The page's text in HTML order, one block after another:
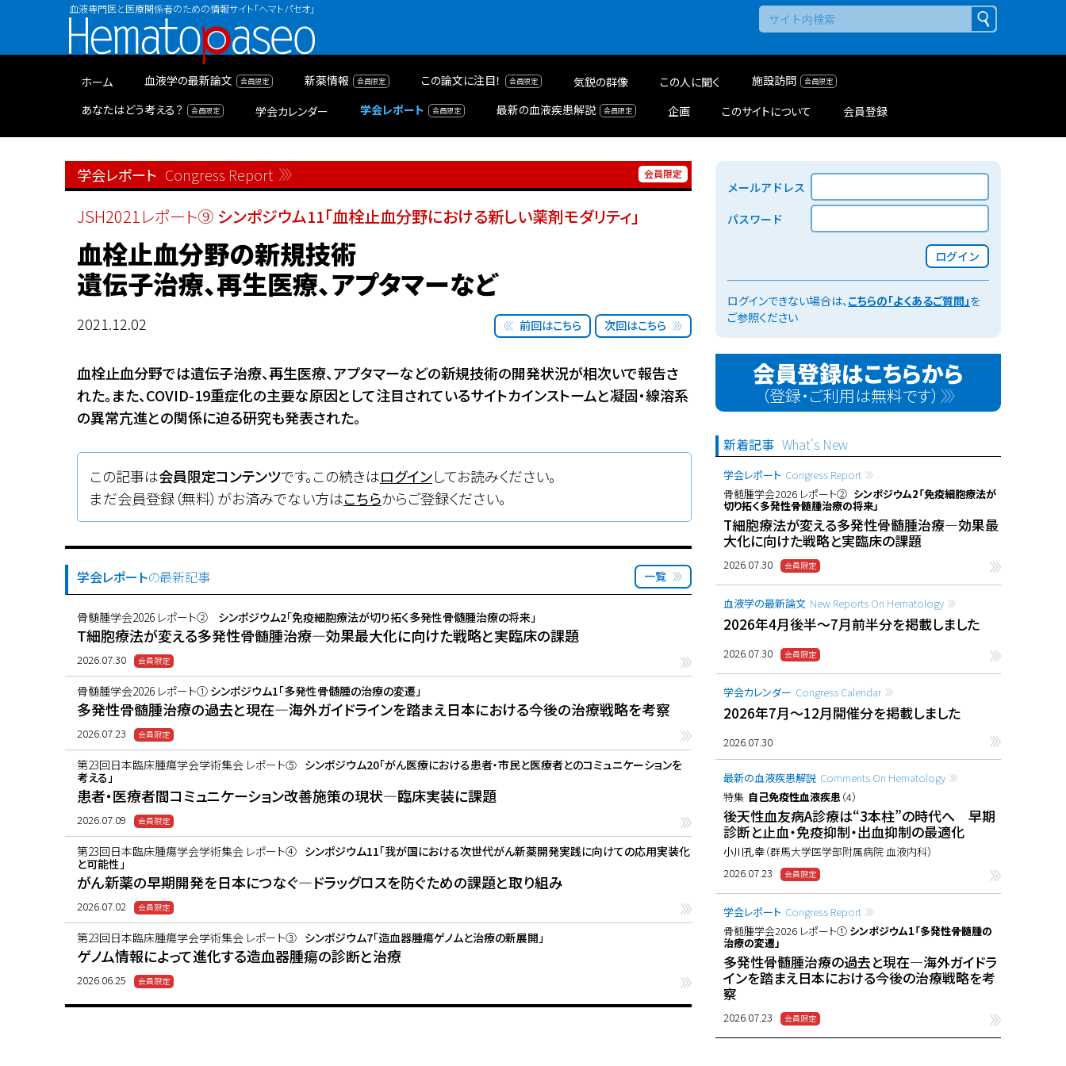
血液専門医と医療関係者のための情報サイト「ヘマトパセオ」
Hematopaseo
ホーム 血液学の最新論文 新薬情報 この論文に注目！ 気鋭の群像 この人に聞く
施設訪問
あなたはどう考える？
学会カレンダー 学会レポート 最新の血液疾患解説 企画 このサイトについて 会員登録
学会レポート Congress Report
JSH2021レポート⑨ シンポジウム11「血栓止血分野における新しい薬剤モダリティ」
血栓止血分野の新規技術
遺伝子治療、再生医療、アプタマーなど
2021.12.02 次回はこちら
前回はこちら
血栓止血分野では遺伝子治療、再生医療、アプタマーなどの新規技術の開発状況が相次いで報告さ
れた。また、COVID-19重症化の主要な原因として注目されているサイトカインストームと凝固・線溶系
の異常亢進との関係に迫る研究も発表された。
この記事は会員限定コンテンツです。この続きはログインしてお読みください。
まだ会員登録（無料）がお済みでない方はこちらからご登録ください。
学会レポートの最新記事 一覧
骨髄腫学会2026 レポート② シンポジウム2「免疫細胞療法が切り拓く多発性骨髄腫治療の将来」
T細胞療法が変える多発性骨髄腫治療―効果最大化に向けた戦略と実臨床の課題
2026.07.30
骨髄腫学会2026 レポート① シンポジウム1「多発性骨髄腫の治療の変遷」
多発性骨髄腫治療の過去と現在―海外ガイドラインを踏まえ日本における今後の治療戦略を考察
2026.07.23
第23回日本臨床腫瘍学会学術集会 レポート⑤ シンポジウム20「がん医療における患者・市民と医療者とのコミュニケーションを
考える」
患者・医療者間コミュニケーション改善施策の現状―臨床実装に課題
2026.07.09
第23回日本臨床腫瘍学会学術集会 レポート④ シンポジウム11「我が国における次世代がん新薬開発実践に向けての応用実装化
と可能性」
がん新薬の早期開発を日本につなぐ―ドラッグロスを防ぐための課題と取り組み
2026.07.02
第23回日本臨床腫瘍学会学術集会 レポート③ シンポジウム7「造血器腫瘍ゲノムと治療の新展開」
ゲノム情報によって進化する造血器腫瘍の診断と治療
2026.06.25
メールアドレス
パスワード
ログイン
ログインできない場合は、こちらの「よくあるご質問」を
ご参照ください
会員登録はこちらから
（登録・ご利用は無料です）
新着記事 What's New
学会レポート Congress Report
骨髄腫学会2026 レポート② シンポジウム2「免疫細胞療法が
切り拓く多発性骨髄腫治療の将来」
T細胞療法が変える多発性骨髄腫治療―効果最
大化に向けた戦略と実臨床の課題
2026.07.30
血液学の最新論文 New Reports On Hematology
2026年4月後半〜7月前半分を掲載しました
2026.07.30
学会カレンダー Congress Calendar
2026年7月〜12月開催分を掲載しました
2026.07.30
最新の血液疾患解説 Comments On Hematology
特集 自己免疫性血液疾患（4）
後天性血友病A診療は“3本柱”の時代へ 早期
診断と止血・免疫抑制・出血抑制の最適化
小川孔幸（群馬大学医学部附属病院 血液内科）
2026.07.23
学会レポート Congress Report
骨髄腫学会2026 レポート① シンポジウム1「多発性骨髄腫の
治療の変遷」
多発性骨髄腫治療の過去と現在―海外ガイドラ
インを踏まえ日本における今後の治療戦略を考
察
2026.07.23